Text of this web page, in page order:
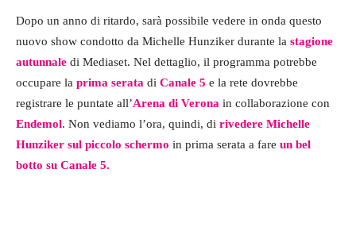
Dopo un anno di ritardo, sarà possibile vedere in onda questo
nuovo show condotto da Michelle Hunziker durante la stagione
autunnale di Mediaset. Nel dettaglio, il programma potrebbe
occupare la prima serata di Canale 5 e la rete dovrebbe
registrare le puntate all’Arena di Verona in collaborazione con
Endemol. Non vediamo l’ora, quindi, di rivedere Michelle
Hunziker sul piccolo schermo in prima serata a fare un bel
botto su Canale 5.